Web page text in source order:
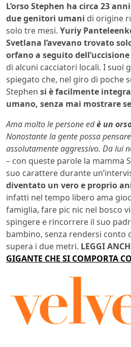
L’orso Stephen ha circa 23
due genitori umani di origine
solo tre mesi. Yuriy
Svetlana l’avevano trovato
orfano a seguito
di alcuni cacciatori locali. I suoi
spiegato che, nel giro di poche
Stephen si è facilmente
umano, senza mai mostrare
Ama molto le persone edè un
Nonostante la gente possa
assolutamente aggressivo. Da lui
– con queste parole la mamma
suo carattere durante
diventato un vero e proprio
infatti nel tempo libero ama
famiglia, fare pic nic nel bosco
spingere e rincorrere il suo
bambino, senza rendersi conto
supera i due metri. LEGGI
GIGANTE CHE SI COMPORTA